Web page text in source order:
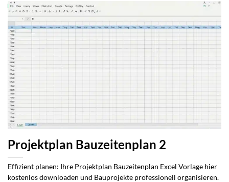
Projektplan Bauzeitenplan 2
Effizient planen: Ihre Projektplan Bauzeitenplan Excel Vorlage hier
kostenlos downloaden und Bauprojekte professionell organisieren.